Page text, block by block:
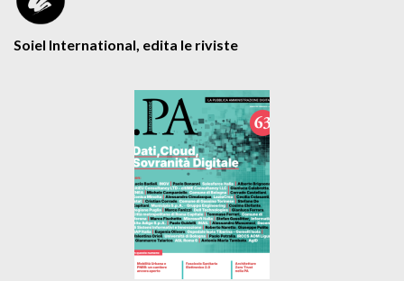
Soiel International, edita le riviste